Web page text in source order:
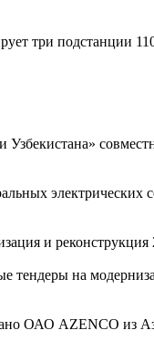
три подстанции
и
тендеры на
ОАО AZENCO из